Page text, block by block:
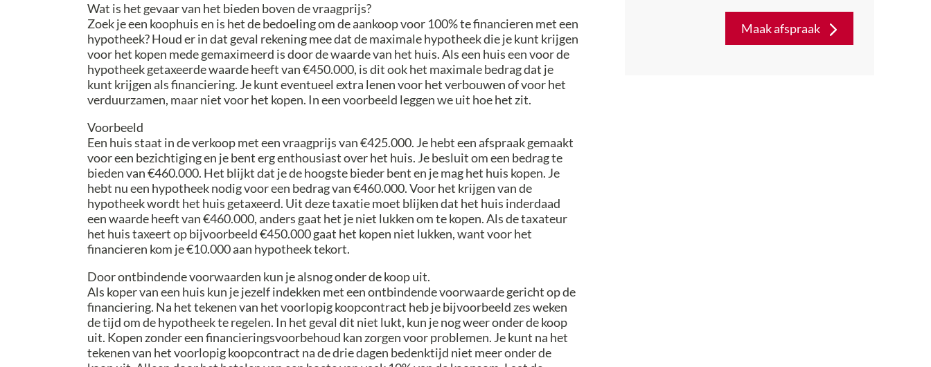
Wat is het gevaar van het bieden boven de vraagprijs?
Zoek je een koophuis en is het de bedoeling om de aankoop voor 100% te financieren met een
hypotheek? Houd er in dat geval rekening mee dat de maximale hypotheek die je kunt krijgen
voor het kopen mede gemaximeerd is door de waarde van het huis. Als een huis een voor de
hypotheek getaxeerde waarde heeft van €450.000, is dit ook het maximale bedrag dat je
kunt krijgen als financiering. Je kunt eventueel extra lenen voor het verbouwen of voor het
verduurzamen, maar niet voor het kopen. In een voorbeeld leggen we uit hoe het zit.
Voorbeeld
Een huis staat in de verkoop met een vraagprijs van €425.000. Je hebt een afspraak gemaakt
voor een bezichtiging en je bent erg enthousiast over het huis. Je besluit om een bedrag te
bieden van €460.000. Het blijkt dat je de hoogste bieder bent en je mag het huis kopen. Je
hebt nu een hypotheek nodig voor een bedrag van €460.000. Voor het krijgen van de
hypotheek wordt het huis getaxeerd. Uit deze taxatie moet blijken dat het huis inderdaad
een waarde heeft van €460.000, anders gaat het je niet lukken om te kopen. Als de taxateur
het huis taxeert op bijvoorbeeld €450.000 gaat het kopen niet lukken, want voor het
financieren kom je €10.000 aan hypotheek tekort.
Door ontbindende voorwaarden kun je alsnog onder de koop uit.
Als koper van een huis kun je jezelf indekken met een ontbindende voorwaarde gericht op de
financiering. Na het tekenen van het voorlopig koopcontract heb je bijvoorbeeld zes weken
de tijd om de hypotheek te regelen. In het geval dit niet lukt, kun je nog weer onder de koop
uit. Kopen zonder een financieringsvoorbehoud kan zorgen voor problemen. Je kunt na het
tekenen van het voorlopig koopcontract na de drie dagen bedenktijd niet meer onder de
Maak afspraak